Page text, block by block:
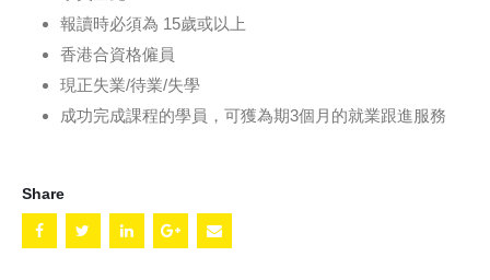
報讀時必須為 15歲或以上
香港合資格僱員
現正失業/待業/失學
成功完成課程的學員，可獲為期3個月的就業跟進服務
Share